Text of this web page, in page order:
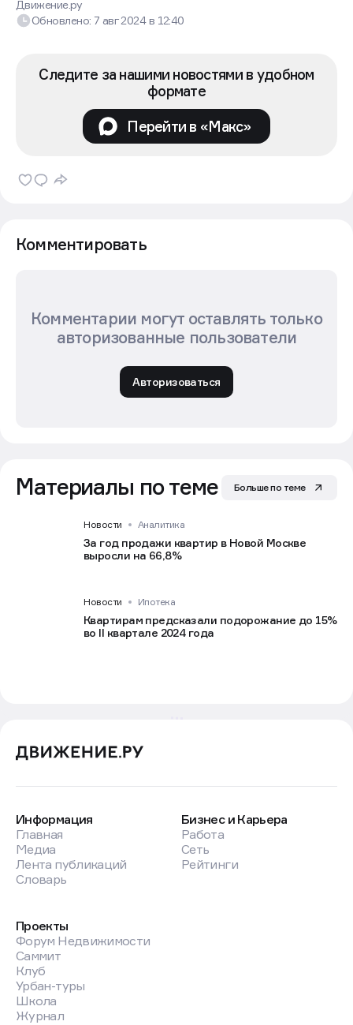
Движение.ру
Обновлено: 7 авг 2024в 12:40
Следите за нашими новостями в удобном
формате
Перейти в «Макс»
Комментировать
Комментарии могут оставлять только
авторизованные пользователи
Авторизоваться
Материалы по теме Больше по теме
Новости Аналитика
За год продажи квартир в Новой Москве
выросли на 66,8%
Новости Ипотека
Квартирам предсказали подорожание до 15%
во II квартале 2024 года
Информация
Главная
Медиа
Лента публикаций
Словарь
Бизнес и Карьера
Работа
Сеть
Рейтинги
Проекты
Форум Недвижимости
Саммит
Клуб
Урбан-туры
Школа
Журнал